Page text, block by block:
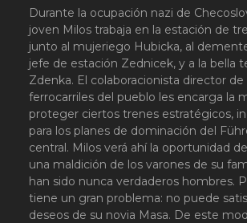
Durante la ocupación nazi de
joven Milos trabaja en la estación de
junto al mujeriego Hubicka, al
jefe de estación Zednicek, y a la bella
Zdenka. El colaboracionista director de
ferrocarriles del pueblo les encarga la
proteger ciertos trenes estratégicos,
para los planes de dominación del
central. Milos verá ahí la oportunidad
una maldición de los varones de su
han sido nunca verdaderos hombres.
tiene un gran problema: no puede
deseos de su novia Masa. De este